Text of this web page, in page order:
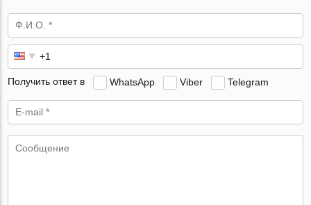
Получить ответ в WhatsApp Viber Telegram